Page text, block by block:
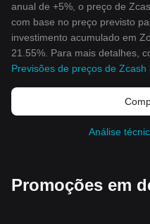
anual de +5%, o preço de
com base no preço previsto
investimento acumulado em
21.55%. Para mais detalhes,
Previsões de preços de
Análise
Promoções em